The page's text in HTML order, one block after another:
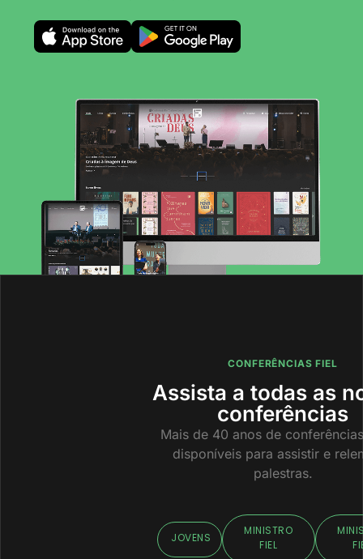
CONFERÊNCIAS FIEL
Assista a todas as
conferências
Mais de 40 anos de
disponíveis para assistir e
palestras.
JOVENS
MINISTRO
FIEL